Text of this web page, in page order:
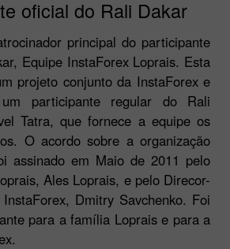
oficial do Rali Dakar
principal do participante
Equipe InstaForex Loprais. Esta
projeto conjunto da InstaForex e
participante regular do Rali
Tatra, que fornece a equipe os
O acordo sobre a organização
assinado em Maio de 2011 pelo
Ales Loprais, e pelo Direcor-
Dmitry Savchenko. Foi
para a família Loprais e para a